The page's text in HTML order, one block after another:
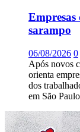
sarampo
06/08/2026 0
Após novos
orienta
dos
em São